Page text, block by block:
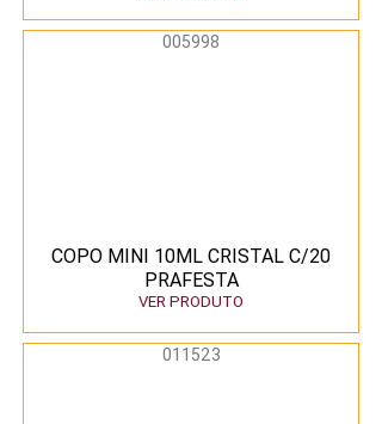
005998
COPO MINI 10ML CRISTAL C/20
PRAFESTA
VER PRODUTO
011523